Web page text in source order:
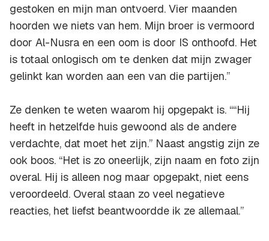
gestoken en mijn man ontvoerd. Vier maanden
hoorden we niets van hem. Mijn broer is vermoord
door Al-Nusra en een oom is door IS onthoofd. Het
is totaal onlogisch om te denken dat mijn zwager
gelinkt kan worden aan een van die partijen.”
Ze denken te weten waarom hij opgepakt is. ““Hij
heeft in hetzelfde huis gewoond als de andere
verdachte, dat moet het zijn.” Naast angstig zijn ze
ook boos. “Het is zo oneerlijk, zijn naam en foto zijn
overal. Hij is alleen nog maar opgepakt, niet eens
veroordeeld. Overal staan zo veel negatieve
reacties, het liefst beantwoordde ik ze allemaal.”